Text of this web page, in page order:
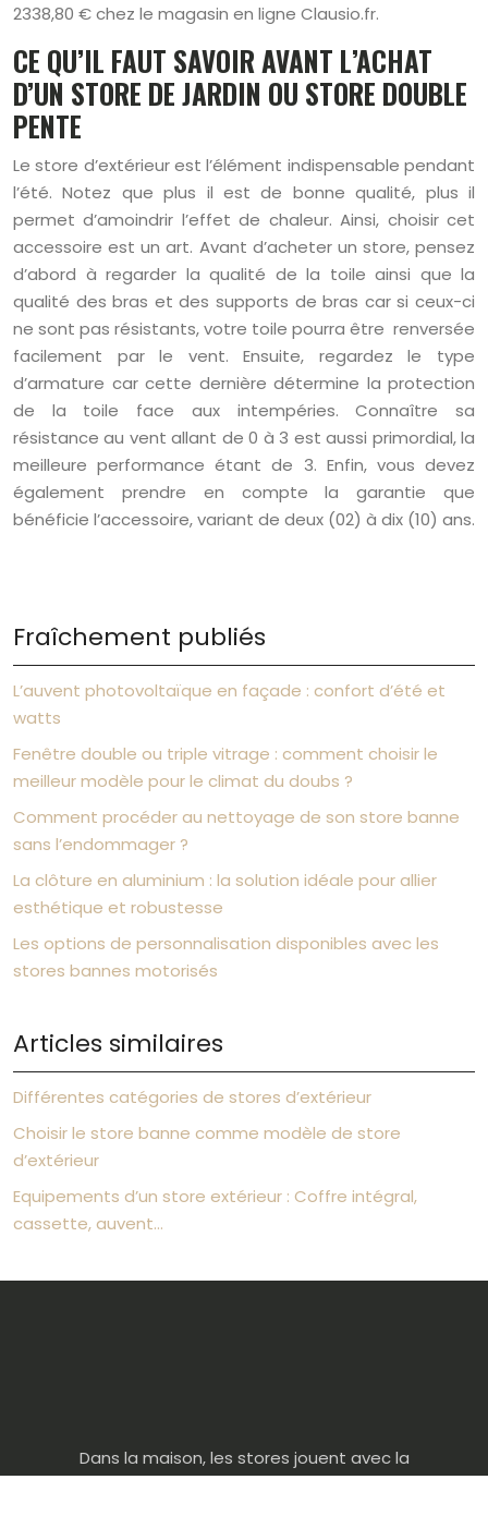
2338,80 € chez le magasin en ligne Clausio.fr.
CE QU’IL FAUT SAVOIR AVANT L’ACHAT
D’UN STORE DE JARDIN OU STORE DOUBLE
PENTE
Le store d’extérieur est l’élément indispensable pendant
l’été. Notez que plus il est de bonne qualité, plus il
permet d’amoindrir l’effet de chaleur. Ainsi, choisir cet
accessoire est un art. Avant d’acheter un store, pensez
d’abord à regarder la qualité de la toile ainsi que la
qualité des bras et des supports de bras car si ceux-ci
ne sont pas résistants, votre toile pourra être renversée
facilement par le vent. Ensuite, regardez le type
d’armature car cette dernière détermine la protection
de la toile face aux intempéries. Connaître sa
résistance au vent allant de 0 à 3 est aussi primordial, la
meilleure performance étant de 3. Enfin, vous devez
également prendre en compte la garantie que
bénéficie l’accessoire, variant de deux (02) à dix (10) ans.
Fraîchement publiés
L’auvent photovoltaïque en façade : confort d’été et
watts
Fenêtre double ou triple vitrage : comment choisir le
meilleur modèle pour le climat du doubs ?
Comment procéder au nettoyage de son store banne
sans l’endommager ?
La clôture en aluminium : la solution idéale pour allier
esthétique et robustesse
Les options de personnalisation disponibles avec les
stores bannes motorisés
Articles similaires
Différentes catégories de stores d’extérieur
Choisir le store banne comme modèle de store
d’extérieur
Equipements d’un store extérieur : Coffre intégral,
cassette, auvent…
Dans la maison, les stores jouent avec la